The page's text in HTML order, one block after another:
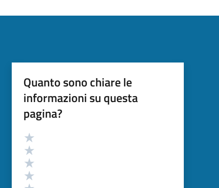
Quanto sono chiare le
informazioni su questa
pagina?
Valutazione